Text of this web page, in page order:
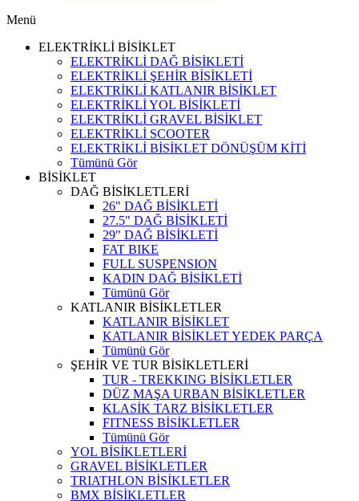
Menü
ELEKTRİKLİ BİSİKLET
ELEKTRİKLİ DAĞ BİSİKLETİ
ELEKTRİKLİ ŞEHİR BİSİKLETİ
ELEKTRİKLİ KATLANIR BİSİKLET
ELEKTRİKLİ YOL BİSİKLETİ
ELEKTRİKLİ GRAVEL BİSİKLET
ELEKTRİKLİ SCOOTER
ELEKTRİKLİ BİSİKLET DÖNÜŞÜM KİTİ
Tümünü Gör
BİSİKLET
DAĞ BİSİKLETLERİ
26" DAĞ BİSİKLETİ
27.5" DAĞ BİSİKLETİ
29" DAĞ BİSİKLETİ
FAT BIKE
FULL SUSPENSION
KADIN DAĞ BİSİKLETİ
Tümünü Gör
KATLANIR BİSİKLETLER
KATLANIR BİSİKLET
KATLANIR BİSİKLET YEDEK PARÇA
Tümünü Gör
ŞEHİR VE TUR BİSİKLETLERİ
TUR - TREKKING BİSİKLETLER
DÜZ MAŞA URBAN BİSİKLETLER
KLASİK TARZ BİSİKLETLER
FITNESS BİSİKLETLER
Tümünü Gör
YOL BİSİKLETLERİ
GRAVEL BİSİKLETLER
TRIATHLON BİSİKLETLER
BMX BİSİKLETLER